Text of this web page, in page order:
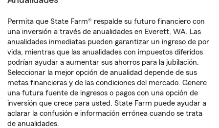
Permita que State Farm® respalde su futuro financiero con
una inversión a través de anualidades en Everett, WA. Las
anualidades inmediatas pueden garantizar un ingreso de por
vida, mientras que las anualidades con impuestos diferidos
podrían ayudar a aumentar sus ahorros para la jubilación.
Seleccionar la mejor opción de anualidad depende de sus
metas financieras y de las condiciones del mercado. Genere
una futura fuente de ingresos o pagos con una opción de
inversión que crece para usted. State Farm puede ayudar a
aclarar la confusión e información errónea cuando se trata
de anualidades.